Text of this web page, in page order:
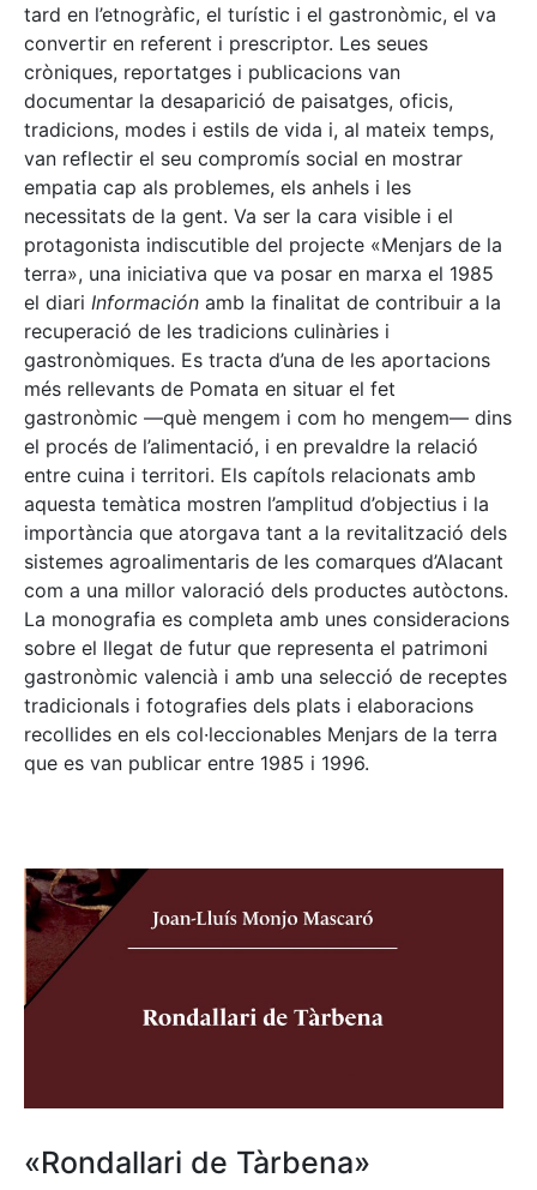
tard en l’etnogràfic, el turístic i el gastronòmic, el va
convertir en referent i prescriptor. Les seues
cròniques, reportatges i publicacions van
documentar la desaparició de paisatges, oficis,
tradicions, modes i estils de vida i, al mateix temps,
van reflectir el seu compromís social en mostrar
empatia cap als problemes, els anhels i les
necessitats de la gent. Va ser la cara visible i el
protagonista indiscutible del projecte «Menjars de la
terra», una iniciativa que va posar en marxa el 1985
el diari Información amb la finalitat de contribuir a la
recuperació de les tradicions culinàries i
gastronòmiques. Es tracta d’una de les aportacions
més rellevants de Pomata en situar el fet
gastronòmic —què mengem i com ho mengem— dins
el procés de l’alimentació, i en prevaldre la relació
entre cuina i territori. Els capítols relacionats amb
aquesta temàtica mostren l’amplitud d’objectius i la
importància que atorgava tant a la revitalització dels
sistemes agroalimentaris de les comarques d’Alacant
com a una millor valoració dels productes autòctons.
La monografia es completa amb unes consideracions
sobre el llegat de futur que representa el patrimoni
gastronòmic valencià i amb una selecció de receptes
tradicionals i fotografies dels plats i elaboracions
recollides en els col·leccionables Menjars de la terra
que es van publicar entre 1985 i 1996.
«Rondallari de Tàrbena»